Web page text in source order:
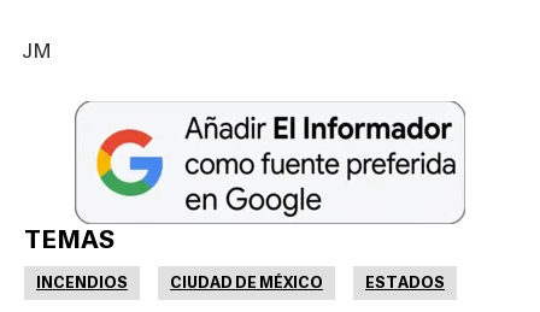
JM
TEMAS
INCENDIOS CIUDAD DE MÉXICO ESTADOS